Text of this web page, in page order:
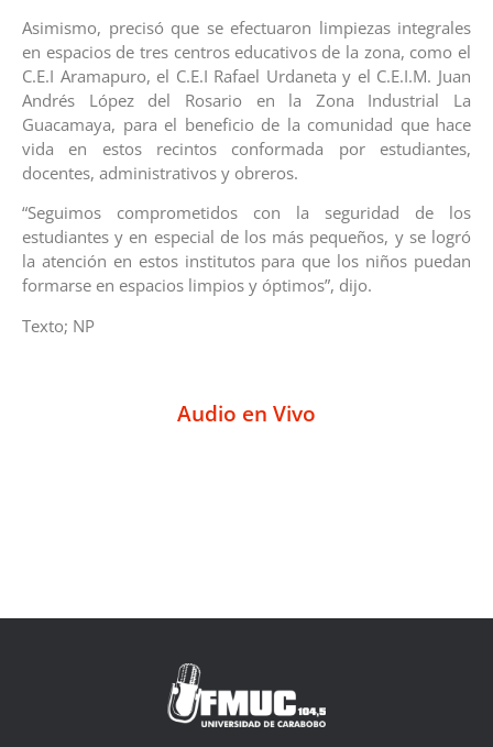
Asimismo, precisó que se efectuaron limpiezas integrales
en espacios de tres centros educativos de la zona, como el
C.E.I Aramapuro, el C.E.I Rafael Urdaneta y el C.E.I.M. Juan
Andrés López del Rosario en la Zona Industrial La
Guacamaya, para el beneficio de la comunidad que hace
vida en estos recintos conformada por estudiantes,
docentes, administrativos y obreros.
“Seguimos comprometidos con la seguridad de los
estudiantes y en especial de los más pequeños, y se logró
la atención en estos institutos para que los niños puedan
formarse en espacios limpios y óptimos”, dijo.
Texto; NP
Audio en Vivo